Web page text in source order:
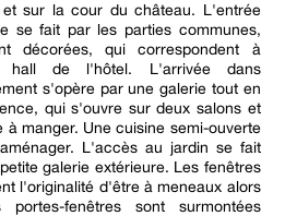
et sur la cour du château. L'entrée
se fait par les parties communes,
décorées, qui correspondent à
hall de l'hôtel. L'arrivée dans
s'opère par une galerie tout en
qui s'ouvre sur deux salons et
à manger. Une cuisine semi-ouverte
L'accès au jardin se fait
galerie extérieure. Les fenêtres
l'originalité d'être à meneaux alors
fenêtres sont surmontées